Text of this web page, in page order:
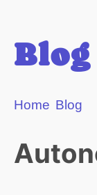
Home Blog